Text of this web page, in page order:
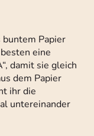
buntem Papier
eine
damit sie gleich
dem Papier
ihr die
untereinander